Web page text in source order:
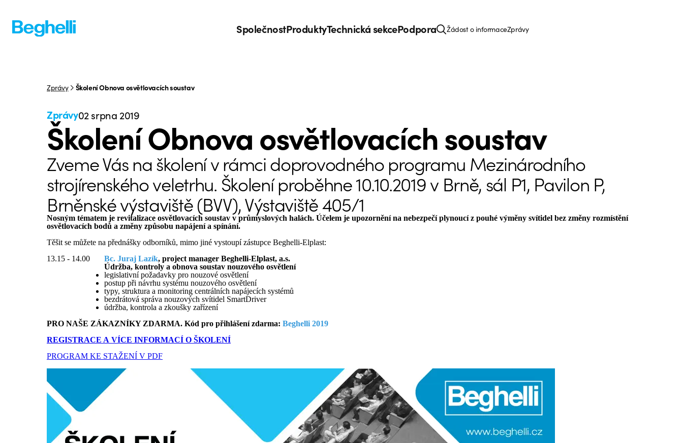
SpolečnostProduktyTechnická sekcePodpora Žádost o informaceZprávy
Zprávy Školení Obnova osvětlovacích soustav
Zprávy02 srpna 2019
Školení Obnova osvětlovacích soustav
Zveme Vás na školení v rámci doprovodného programu Mezinárodního
strojírenského veletrhu. Školení proběhne 10.10.2019 v Brně, sál P1, Pavilon P,
Brněnské výstaviště (BVV), Výstaviště 405/1
Nosným tématem je revitalizace osvětlovacích soustav v průmyslových halách. Účelem je upozornění na nebezpečí plynoucí z pouhé výměny svítidel bez změny rozmístění
osvětlovacích bodů a změny způsobu napájení a spínání.
Těšit se můžete na přednášky odborníků, mimo jiné vystoupí zástupce Beghelli-Elplast:
13.15 - 14.00 Bc. Juraj Lazík, project manager Beghelli-Elplast, a.s.
Údržba, kontroly a obnova soustav nouzového osvětlení
legislativní požadavky pro nouzové osvětlení
postup při návrhu systému nouzového osvětlení
typy, struktura a monitoring centrálních napájecích systémů
bezdrátová správa nouzových svítidel SmartDriver
údržba, kontrola a zkoušky zařízení
PRO NAŠE ZÁKAZNÍKYZDARMA. Kód pro přihlášení zdarma: Beghelli 2019
REGISTRACE A VÍCE INFORMACÍ O ŠKOLENÍ
PROGRAM KE STAŽENÍ V PDF